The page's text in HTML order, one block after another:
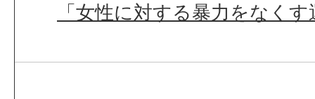
「女性に対する暴力をなく